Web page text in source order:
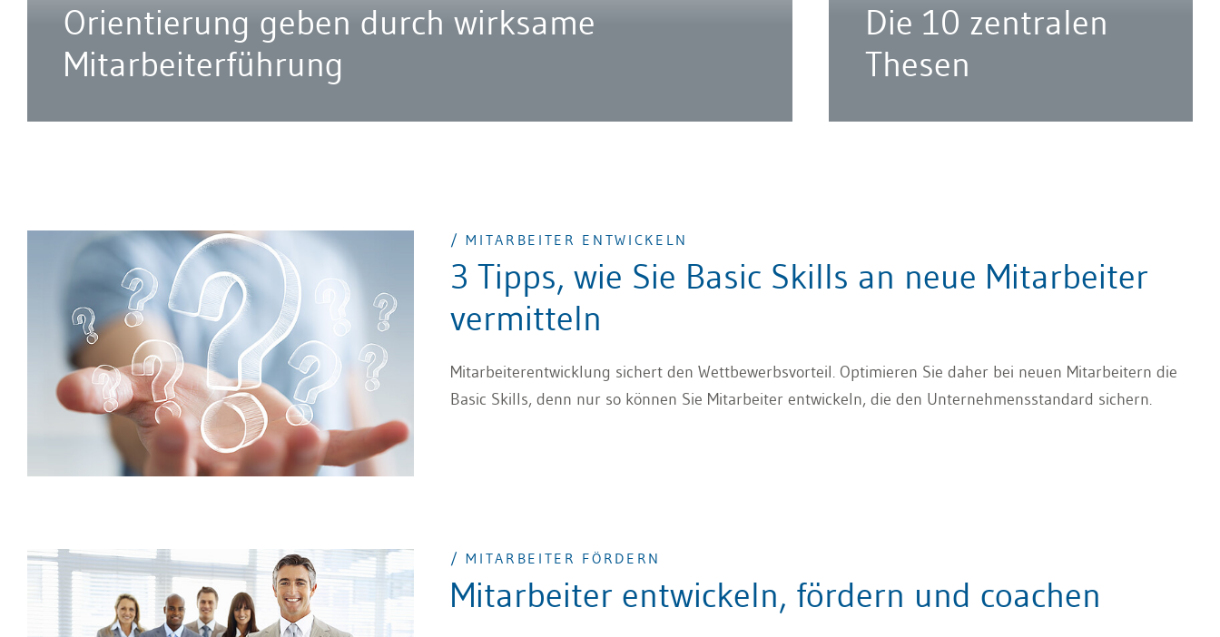
Orientierung geben durch wirksame
Mitarbeiterführung
Die 10 zentralen
Thesen
/ MITARBEITER ENTWICKELN
3 Tipps, wie Sie Basic Skills an neue Mitarbeiter
vermitteln
Mitarbeiterentwicklung sichert den Wettbewerbsvorteil. Optimieren Sie daher bei neuen Mitarbeitern die
Basic Skills, denn nur so können Sie Mitarbeiter entwickeln, die den Unternehmensstandard sichern.
/ MITARBEITER FÖRDERN
Mitarbeiter entwickeln, fördern und coachen